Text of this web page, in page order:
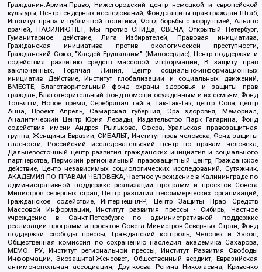
Гражданин.Армия.Право, Нижегородский центр немецкой и европейской
культуры, Центр гендерных исследований, Фонд защиты прав граждан Штаб,
Институт права и публичной политики, Фонд борьбы с коррупцией, Альянс
врачей, НАСИЛИЮ.НЕТ, Мы против СПИДа, СВЕЧА, Открытый Петербург,
Гуманитарное действие, Лига Избирателей, Правовая инициатива,
Гражданская инициатива против экологической преступности,
Гражданский Союз, "Хасдей Ерушалаим" (Милосердие), Центр поддержки и
содействия развитию средств массовой информации, В защиту прав
заключенных, Горячая Линия, Центр социально-информационных
инициатив Действие, Институт глобализации и социальных движений,
ВМЕСТЕ, Благотворительный фонд охраны здоровья и защиты прав
граждан, Благотворительный фонд помощи осужденным и их семьям, Фонд
Тольятти, Новое время, Серебряная тайга, Так-Так-Так, центр Сова, центр
Анна, Проект Апрель, Самарская губерния, Эра здоровья, Мемориал,
Аналитический Центр Юрия Левады, Издательство Парк Гагарина, Фонд
содействия имени Андрея Рылькова, Сфера, Уральская правозащитная
группа, Женщины Евразии, СИБАЛЬТ, Институт прав человека, Фонд защиты
гласности, Российский исследовательский центр по правам человека,
Дальневосточный центр развития гражданских инициатив и социального
партнерства, Пермский региональный правозащитный центр, Гражданское
действие, Центр независимых социологических исследований, Сутяжник,
АКАДЕМИЯ ПО ПРАВАМ ЧЕЛОВЕКА, Частное учреждение в Калининграде по
административной поддержке реализации программ и проектов Совета
Министров северных стран, Центр развития некоммерческих организаций,
Гражданское содействие, Интернешнл-Р, Центр Защиты Прав Средств
Массовой Информации, Институт развития прессы - Сибирь, Частное
учреждение в Санкт-Петербурге по административной поддержке
реализации программ и проектов Совета Министров Северных Стран, Фонд
поддержки свободы прессы, Гражданский контроль, Человек и Закон,
Общественная комиссия по сохранению наследия академика Сахарова,
МЕМО. РУ, Институт региональной прессы, Институт Развития Свободы
Информации, Экозащита!-Женсовет, Общественный вердикт, Евразийская
антимонопольная ассоциация, Дзугкоева Регина Николаевна, Кривенко